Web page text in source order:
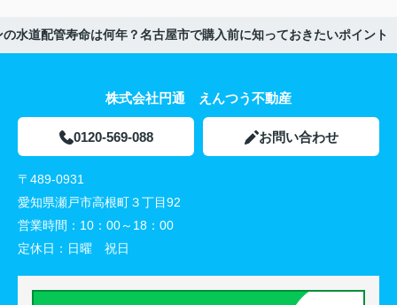
水道配管寿命は何年？名古屋市で購入前に知っておきたいポイント
株式会社円通 えんつう不動産
0120-569-088 お問い合わせ
〒489-0931
愛知県瀬戸市高根町３丁目92
営業時間： 10：00～18：00
定休日： 日曜 祝日